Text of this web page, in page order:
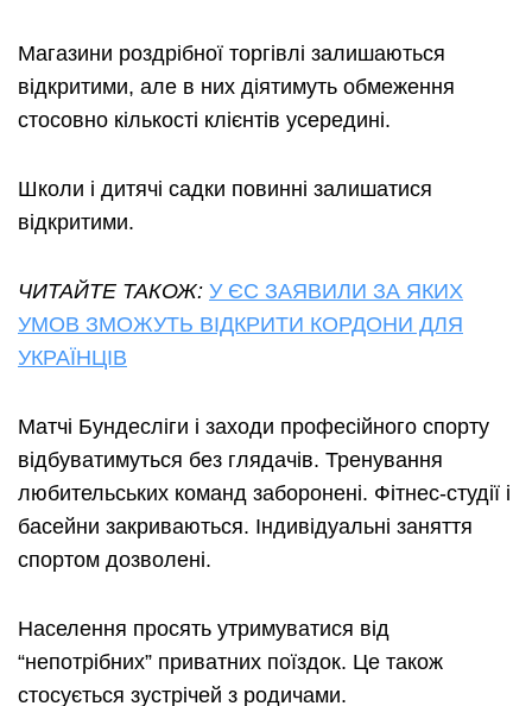
Магазини роздрібної торгівлі залишаються
відкритими, але в них діятимуть обмеження
стосовно кількості клієнтів усередині.
Школи і дитячі садки повинні залишатися
відкритими.
ЧИТАЙТЕ ТАКОЖ: У ЄС ЗАЯВИЛИ ЗА ЯКИХ
УМОВ ЗМОЖУТЬ ВІДКРИТИ КОРДОНИ ДЛЯ
УКРАЇНЦІВ
Матчі Бундесліги і заходи професійного спорту
відбуватимуться без глядачів. Тренування
любительських команд заборонені. Фітнес-студії і
басейни закриваються. Індивідуальні заняття
спортом дозволені.
Населення просять утримуватися від
“непотрібних” приватних поїздок. Це також
стосується зустрічей з родичами.